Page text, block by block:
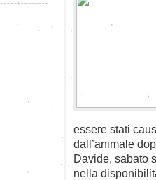
essere stati
dall’animale
Davide, sabato
nella